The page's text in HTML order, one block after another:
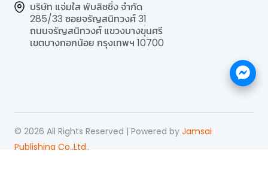
บริษัท แจ่มใส พับลิชชิ่ง จำกัด
285/33 ซอยจรัญสนิทวงศ์ 31
ถนนจรัญสนิทวงศ์ แขวงบางขุนศรี
เขตบางกอกน้อย กรุงเทพฯ 10700
© 2026 All Rights Reserved | Powered by Jamsai
Publishing Co.,Ltd..